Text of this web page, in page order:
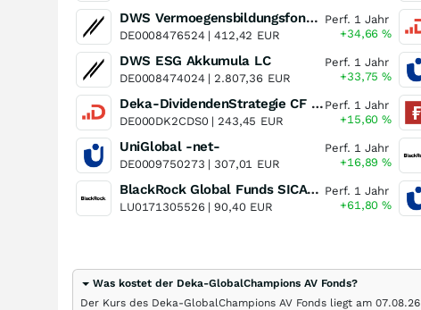
DWS Vermoegensbildungsfonds I LD
DE0008476524 |412,42 EUR
Perf. 1 Jahr
+34,66%
DWS ESG Akkumula LC
DE0008474024 | 2.807,36 EUR
Perf. 1 Jahr
+33,75%
Deka-DividendenStrategie CF (A)
DE000DK2CDS0 | 243,45 EUR
Perf. 1 Jahr
+15,60%
UniGlobal -net-
DE0009750273 | 307,01 EUR
Perf. 1 Jahr
+16,89%
BlackRock Global Funds SICAV - World Gold Fund A2
LU0171305526 |90,40 EUR
Perf. 1 Jahr
+61,80%
Was kostet der Deka-GlobalChampions AV Fonds?
Der Kurs des Deka-GlobalChampions AV Fonds liegt am 07.08.26